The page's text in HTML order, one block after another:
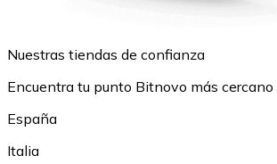
Nuestras tiendas de confianza
Encuentra tu punto Bitnovo más cercano
España
Italia